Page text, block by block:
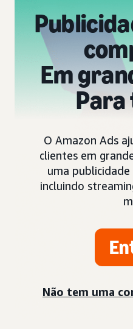
Em
Para
O Amazon Ads
clientes em
uma
incluindo
Não tem uma